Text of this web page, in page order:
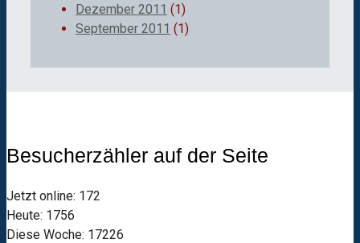
Dezember 2011 (1)
September 2011 (1)
Besucherzähler auf der Seite
Jetzt online: 172
Heute: 1756
Diese Woche: 17226